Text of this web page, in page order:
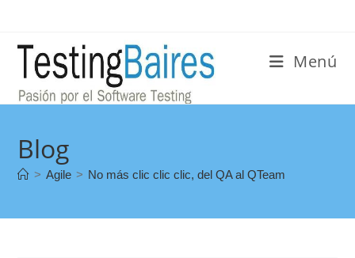
Menú
Blog
> Agile > No más clic clic clic, del QA al QTeam